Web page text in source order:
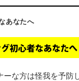
あなたへ
ーな方は怪我を予防